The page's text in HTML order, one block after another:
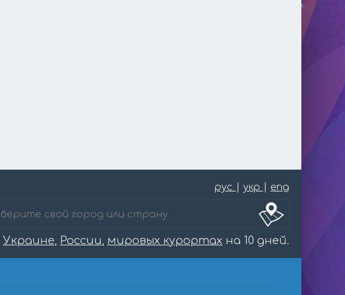
рус укр eng
Украине, России, мировых курортах на 10 дней.